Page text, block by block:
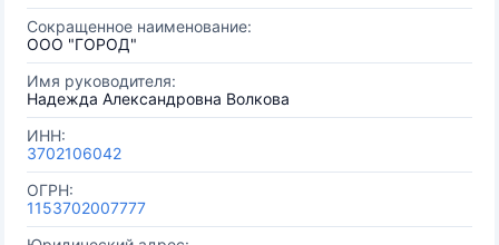
Сокращенное наименование:
ООО "ГОРОД"
Имя руководителя:
Надежда Александровна Волкова
ИНН:
3702106042
ОГРН:
1153702007777